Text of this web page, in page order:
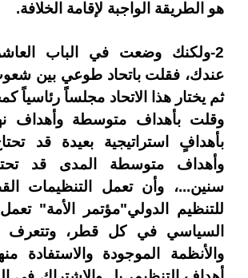
هو الطريقة الواجبة لإقامة الخلافة.
2-ولكنك وضعت في الباب
عندك، فقلت باتحاد طوعي بين شعوب
ثم يختار هذا الاتحاد مجلساً رئاسياً
وقلت بأهداف متوسطة وأهداف
بأهدافٍ استراتيجية بعيدة قد
وأهداف متوسطة المدى قد
سنين...، وأن تعمل التنظيمات
للتنظيم الدولي"مؤتمر الأمة"
السياسي في كل قطر، وتتعرف
والأنظمة الموجودة والاستفادة